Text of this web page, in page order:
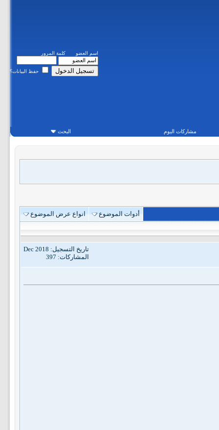
اسم العضو كلمة المرور
حفظ البيانات؟
مشاركات اليوم البحث
أدوات الموضوع انواع عرض الموضوع
تاريخ التسجيل: Dec 2018
المشاركات: 397